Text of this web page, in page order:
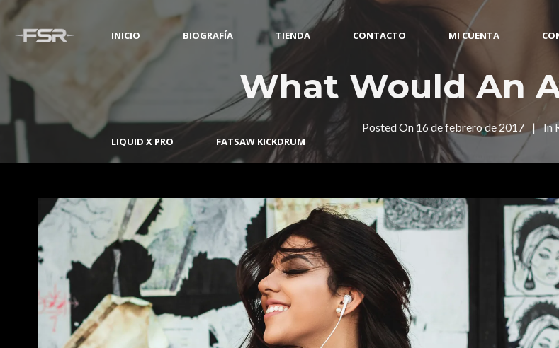
INICIO BIOGRAFÍA TIENDA CONTACTO MI CUENTA
LIQUID X PRO FATSAW KICKDRUM
What Would An
Posted On 16 de febrero de 2017 In